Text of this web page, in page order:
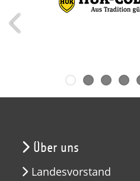
Über uns
Landesvorstand